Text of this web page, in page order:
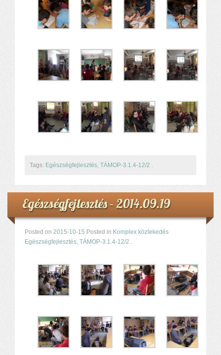
Komplex közlekedés Baleset megelőzés
Komplex közlekedés Egészségfejlesztés
Nyelvi vetélkedő
TÁMOP-3.1.6-11/2
TÁMOP-3.3.15.
TIOP-1.1.1-12/1
RRF-1.2.4-25-2025-00053
Ökoiskola
Elérhetőségek
Tags: Egészségfejlesztés, TÁMOP-3.1.4-12/2 .
Egészségfejlesztés – 2014.09.19
Posted on 2015-10-15 Posted in Komplex közlekedés
Egészségfejlesztés, TÁMOP-3.1.4-12/2 .